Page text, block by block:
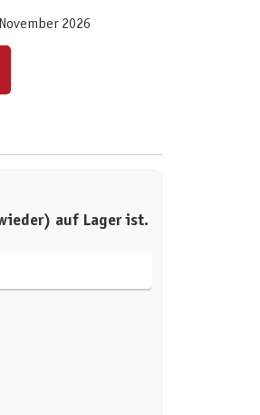
2026
um die Anzahl zu erhöhen oder zu reduzieren.
auf Lager ist.